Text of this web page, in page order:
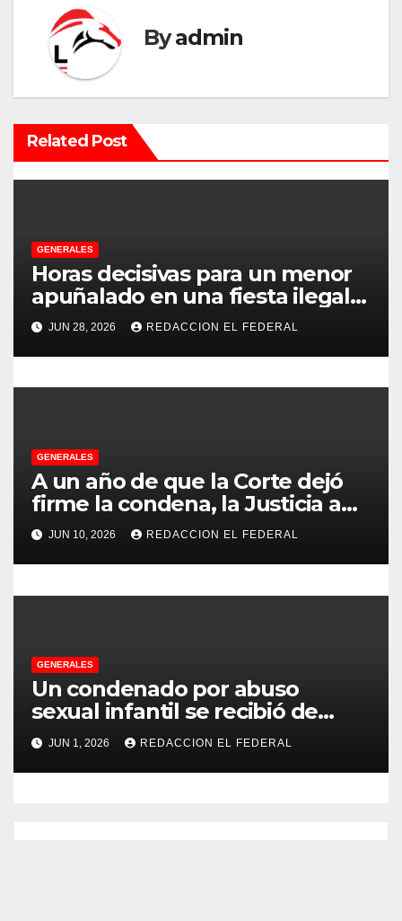
c
ó
n
d
e
n
t
r
a
a
s
Byadmin
Related Post
GENERALES
Horas decisivas para un menor
apuñalado en una fiesta ilegal
con más de 500 asistentes en
Chilecito
JUN 28, 2026 REDACCION EL FEDERAL
GENERALES
A un año de que la Corte dejó
firme la condena, la Justicia aún
no pudo decomisarle ni un peso
a CFK
JUN 10, 2026 REDACCION EL FEDERAL
GENERALES
Un condenado por abuso
sexual infantil se recibió de
psicopedagogo dentro del
Servicio Penitenciario de La
Rioja
JUN 1, 2026 REDACCION EL FEDERAL